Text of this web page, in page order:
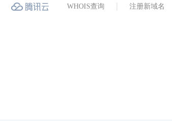
WHOIS查询 注册新域名